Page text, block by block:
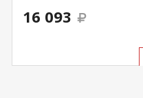
16 093